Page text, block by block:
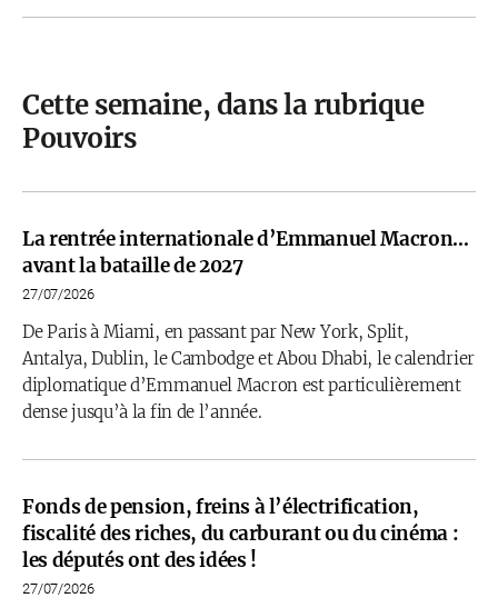
Cette semaine, dans la rubrique
Pouvoirs
La rentrée internationale d’Emmanuel Macron…
avant la bataille de 2027
27/07/2026
De Paris à Miami, en passant par New York, Split,
Antalya, Dublin, le Cambodge et Abou Dhabi, le calendrier
diplomatique d’Emmanuel Macron est particulièrement
dense jusqu’à la fin de l’année.
Fonds de pension, freins à l’électrification,
fiscalité des riches, du carburant ou du cinéma :
les députés ont des idées !
27/07/2026